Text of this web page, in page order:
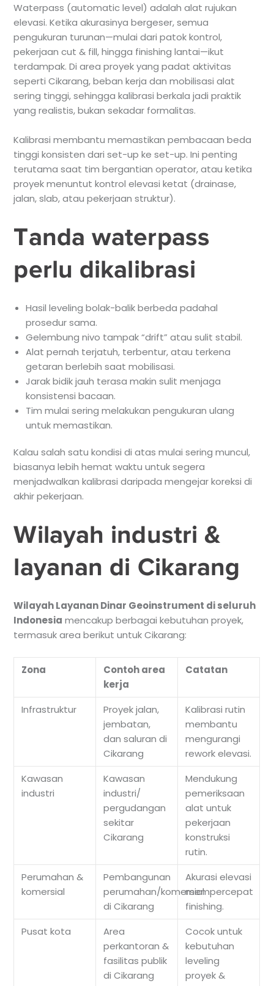
Waterpass (automatic level) adalah alat rujukan
elevasi. Ketika akurasinya bergeser, semua
pengukuran turunan—mulai dari patok kontrol,
pekerjaan cut & fill, hingga finishing lantai—ikut
terdampak. Di area proyek yang padat aktivitas
seperti Cikarang, beban kerja dan mobilisasi alat
sering tinggi, sehingga kalibrasi berkala jadi praktik
yang realistis, bukan sekadar formalitas.
Kalibrasi membantu memastikan pembacaan beda
tinggi konsisten dari set-up ke set-up. Ini penting
terutama saat tim bergantian operator, atau ketika
proyek menuntut kontrol elevasi ketat (drainase,
jalan, slab, atau pekerjaan struktur).
Tanda waterpass
perlu dikalibrasi
Hasil leveling bolak-balik berbeda padahal
prosedur sama.
Gelembung nivo tampak “drift” atau sulit stabil.
Alat pernah terjatuh, terbentur, atau terkena
getaran berlebih saat mobilisasi.
Jarak bidik jauh terasa makin sulit menjaga
konsistensi bacaan.
Tim mulai sering melakukan pengukuran ulang
untuk memastikan.
Kalau salah satu kondisi di atas mulai sering muncul,
biasanya lebih hemat waktu untuk segera
menjadwalkan kalibrasi daripada mengejar koreksi di
akhir pekerjaan.
Wilayah industri &
layanan di Cikarang
Wilayah Layanan Dinar Geoinstrument di seluruh
Indonesia mencakup berbagai kebutuhan proyek,
termasuk area berikut untuk Cikarang:
Zona
Contoh area
kerja
Catatan
Infrastruktur
Proyek jalan,
jembatan,
dan saluran di
Cikarang
Kalibrasi rutin
membantu
mengurangi
rework elevasi.
Kawasan
industri
Kawasan
industri/
pergudangan
sekitar
Cikarang
Mendukung
pemeriksaan
alat untuk
pekerjaan
konstruksi
rutin.
Perumahan &
komersial
Pembangunan
perumahan/komersial
di Cikarang
Akurasi elevasi
mempercepat
finishing.
Pusat kota
Area
perkantoran &
fasilitas publik
di Cikarang
Cocok untuk
kebutuhan
leveling
proyek &